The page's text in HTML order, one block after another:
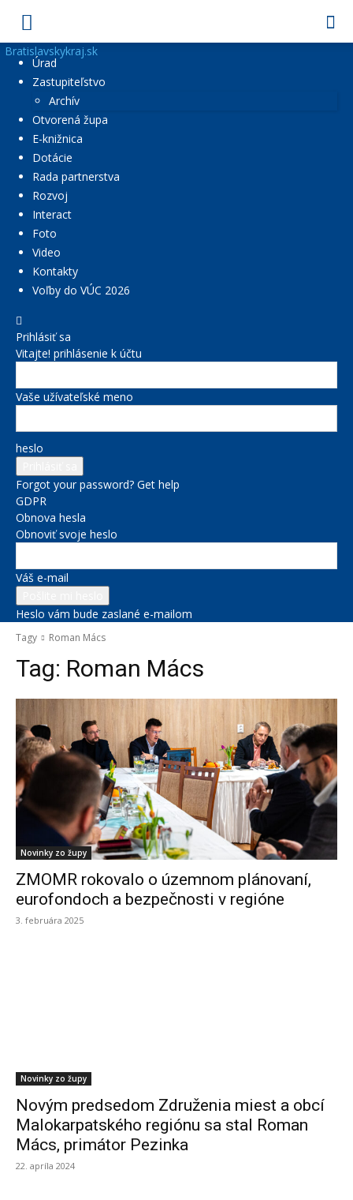
Bratislavskykraj.sk
Úrad
Zastupiteľstvo
Archív
Otvorená župa
E-knižnica
Dotácie
Rada partnerstva
Rozvoj
Interact
Foto
Video
Kontakty
Voľby do VÚC 2026
Prihlásiť sa
Vitajte! prihlásenie k účtu
Vaše užívateľské meno
heslo
Forgot your password? Get help
GDPR
Obnova hesla
Obnoviť svoje heslo
Váš e-mail
Heslo vám bude zaslané e-mailom
Tagy Roman Mács
Tag: Roman Mács
Novinky zo župy
ZMOMR rokovalo o územnom plánovaní,
eurofondoch a bezpečnosti v regióne
3. februára 2025
Novinky zo župy
Novým predsedom Združenia miest a obcí
Malokarpatského regiónu sa stal Roman
Mács, primátor Pezinka
22. apríla 2024